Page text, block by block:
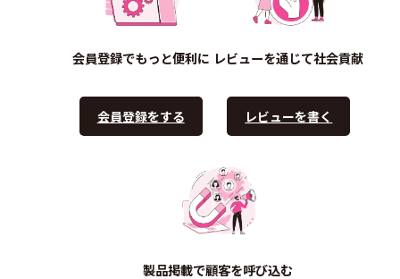
会員登録でもっと便利に
会員登録をする
レビューを通じて社会貢献
レビューを書く
製品掲載で顧客を呼び込む